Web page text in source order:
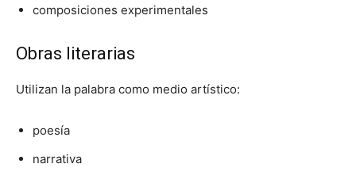
composiciones experimentales
Obras literarias
Utilizan la palabra como medio artístico:
poesía
narrativa